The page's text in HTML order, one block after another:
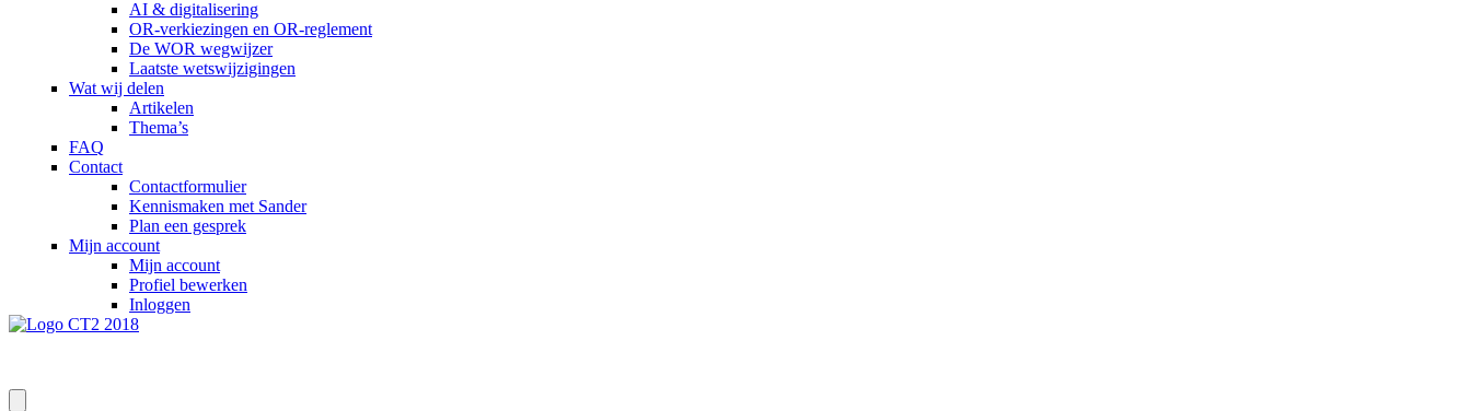
AI & digitalisering
OR-verkiezingen en OR-reglement
De WOR wegwijzer
Laatste wetswijzigingen
Wat wij delen
Artikelen
Thema’s
FAQ
Contact
Contactformulier
Kennismaken met Sander
Plan een gesprek
Mijn account
Mijn account
Profiel bewerken
Inloggen